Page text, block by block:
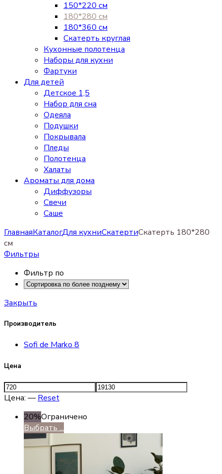
150*220 см
180*280 см
180*360 см
Скатерть круглая
Кухонные полотенца
Наборы для кухни
Фартуки
Для детей
Детское 1,5
Набор для сна
Одеяла
Подушки
Покрывала
Пледы
Полотенца
Халаты
Ароматы для дома
Диффузоры
Свечи
Cаше
ГлавнаяКаталогДля кухниСкатертиСкатерть 180*280
см
Фильтры
Фильтр по
Закрыть
Производитель
Sofi de Marko 8
Цена
Цена: — Reset
20%Ограничено
Выбрать ...